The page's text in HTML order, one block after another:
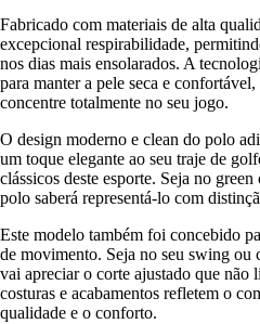
Fabricado com materiais de alta
excepcional respirabilidade,
nos dias mais ensolarados. A
para manter a pele seca e
concentre totalmente no seu jogo.
O design moderno e clean do polo
um toque elegante ao seu traje de
clássicos deste esporte. Seja no
polo saberá representá-lo com
Este modelo também foi concebido
de movimento. Seja no seu swing ou
vai apreciar o corte ajustado que não
costuras e acabamentos refletem o
qualidade e o conforto.